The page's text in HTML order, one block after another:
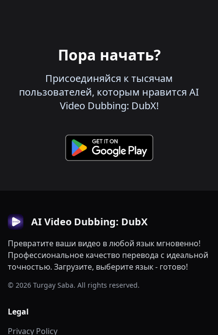
Пора начать?
Присоединяйся к тысячам
пользователей, которым нравится AI
Video Dubbing: DubX!
AI Video Dubbing: DubX
Превратите ваши видео в любой язык мгновенно!
Профессиональное качество перевода с идеальной
точностью. Загрузите, выберите язык - готово!
© 2026 Turgay Saba. All rights reserved.
Legal
Privacy Policy